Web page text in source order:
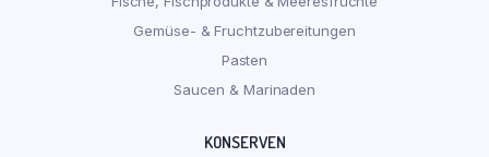
Gemüse- & Fruchtzubereitungen
Pasten
Saucen & Marinaden
KONSERVEN